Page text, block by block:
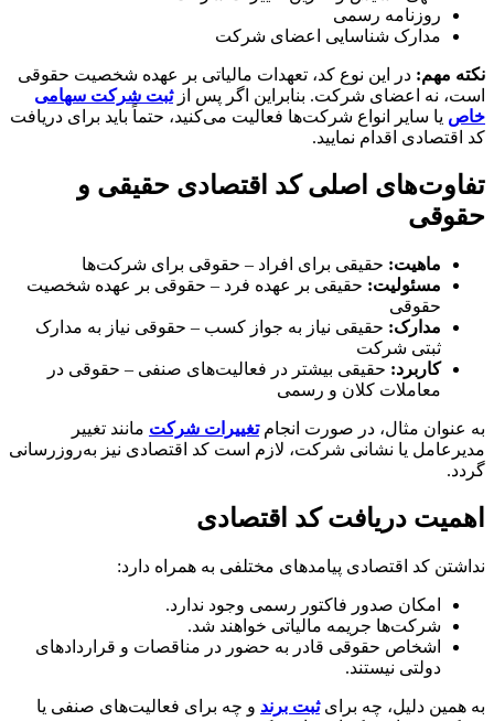
روزنامه رسمی
مدارک شناسایی اعضای شرکت
نکته مهم:در این نوع کد، تعهدات مالیاتی بر عهده شخصیت حقوقی
است، نه اعضای شرکت. بنابراین اگر پس از ثبت شرکت سهامی
خاصیا سایر انواع شرکت‌ها فعالیت می‌کنید، حتماً باید برای دریافت
کد اقتصادی اقدام نمایید.
تفاوت‌های اصلی کد اقتصادی حقیقی و
حقوقی
ماهیت:حقیقی برای افراد – حقوقی برای شرکت‌ها
مسئولیت:حقیقی بر عهده فرد – حقوقی بر عهده شخصیت
حقوقی
مدارک:حقیقی نیاز به جواز کسب – حقوقی نیاز به مدارک
ثبتی شرکت
کاربرد:حقیقی بیشتر در فعالیت‌های صنفی – حقوقی در
معاملات کلان و رسمی
به عنوان مثال، در صورت انجام تغییرات شرکتمانند تغییر
مدیرعامل یا نشانی شرکت، لازم است کد اقتصادی نیز به‌روزرسانی
گردد.
اهمیت دریافت کد اقتصادی
نداشتن کد اقتصادی پیامدهای مختلفی به همراه دارد:
امکان صدور فاکتور رسمی وجود ندارد.
شرکت‌ها جریمه مالیاتی خواهند شد.
اشخاص حقوقی قادر به حضور در مناقصات و قراردادهای
دولتی نیستند.
به همین دلیل، چه برای ثبت برندو چه برای فعالیت‌های صنفی یا